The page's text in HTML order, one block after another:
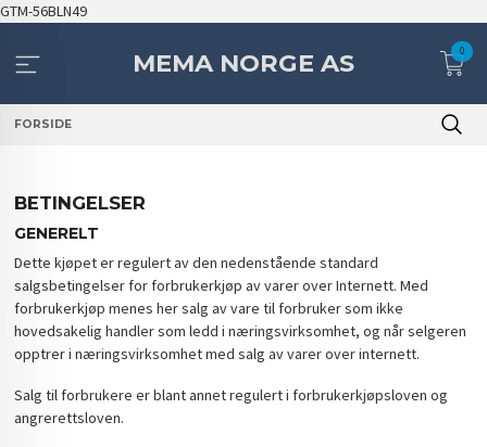
GTM-56BLN49Gå
innholdetMEMA NORGE AS 0
FORSIDE
BETINGELSER
GENERELT
Dette kjøpet er regulert av den nedenstående standard
salgsbetingelser for forbrukerkjøp av varer over Internett. Med
forbrukerkjøp menes her salg av vare til forbruker som ikke
hovedsakelig handler som ledd i næringsvirksomhet, og når selgeren
opptrer i næringsvirksomhet med salg av varer over internett.
Salg til forbrukere er blant annet regulert i forbrukerkjøpsloven og
angrerettsloven.